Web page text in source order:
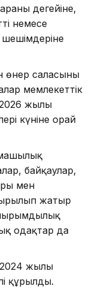
деңгейіне,
немесе
шешімдеріне
өнер саласының
мемлекеттік
жылы
күніне орай
байқаулар,
мен
жатыр
одақтар да
2024 жылы
құрылды.